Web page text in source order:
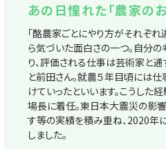
あの日憧れた「農家の
「酪農家ごとにやり方がそれぞれ
ら気づいた面白さの一つ。自分
り、評価される仕事は芸術家と通
と前田さん。就農５年目頃には
けていったといいます。こうした
場長に着任。東日本大震災の影
す等の実績を積み重ね、2020年
しました。